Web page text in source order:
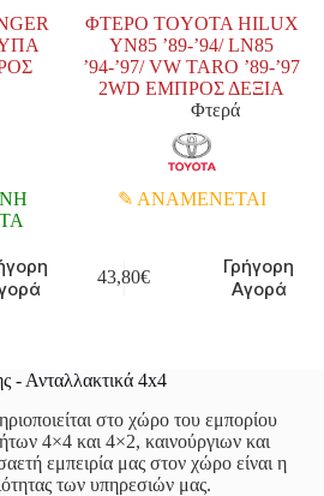
ΦΤΕΡΟ TOYOTA HILUX
YN85 ’89-’94/ LN85
’94-’97/ VW TARO ’89-’97
2WD ΕΜΠΡΟΣ ΔΕΞΙΑ
Φτερά
ΑΝΑΜΕΝΕΤΑΙ
43,80€
Γρήγορη
Αγορά
- Ανταλλακτικά 4x4
στο χώρο του εμπορίου
4×4 και 4×2, καινούργιων και
εμπειρία μας στον χώρο είναι η
των υπηρεσιών μας.